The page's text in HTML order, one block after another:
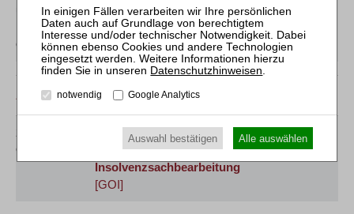
18.03.2027
Online
Mitarbeiter-WebinarVertiefung der
Bearbeitung der Insolvenztabelle
[GOI]
April 2027
Online
Jens M. Schmittmann / Sylvia Wipperfürth
Mitarbeiter-WebinarEinführung in die
Insolvenzsachbearbeitung
[GOI]
Datenschutzhinweisen
notwendig Google Analytics
Auswahl bestätigen Alle auswählen